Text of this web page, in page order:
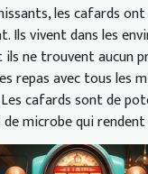
les cafards
Ils vivent dans les
ne trouvent aucun
repas avec tous les
cafards sont de
microbe qui rendent